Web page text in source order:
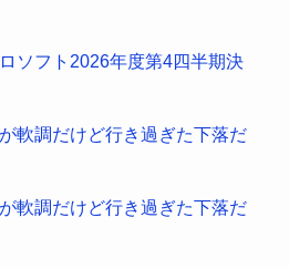
ソフト2026年度第4四半期決
軟調だけど行き過ぎた下落だ
軟調だけど行き過ぎた下落だ